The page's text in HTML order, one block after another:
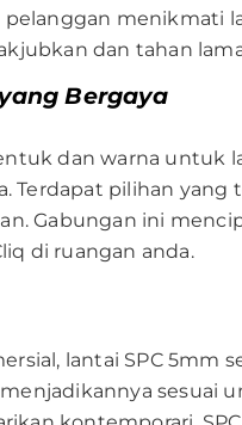
menikmati
dan tahan
Bergaya
dan warna untuk
Terdapat pilihan
Gabungan ini
di ruangan anda.
lantai SPC 5mm
sesuai